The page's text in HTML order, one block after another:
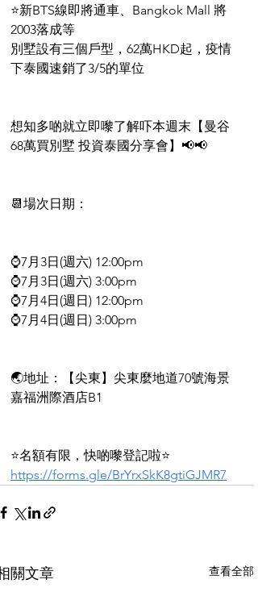
⭐新BTS線即將通車、Bangkok Mall 將
2003落成等
別墅設有三個戶型，62萬HKD起，疫情
下泰國速銷了3/5的單位
想知多啲就立即嚟了解吓本週末【曼谷
68萬買別墅 投資泰國分享會】📢📢
📆場次日期：
⌚7月3日(週六) 12:00pm
⌚7月3日(週六) 3:00pm
⌚7月4日(週日) 12:00pm
⌚7月4日(週日) 3:00pm
🌏地址：【尖東】尖東麼地道70號海景
嘉福洲際酒店B1
⭐️名額有限，快啲嚟登記啦⭐️
https://forms.gle/BrYrxSkK8gtiGJMR7
關文章 查看全部